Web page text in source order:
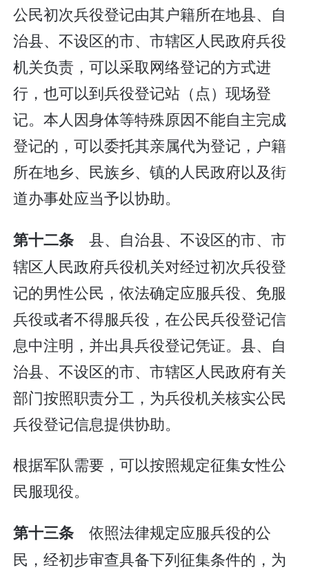
公民初次兵役登记由其户籍所在地县、自
治县、不设区的市、市辖区人民政府兵役
机关负责，可以采取网络登记的方式进
行，也可以到兵役登记站（点）现场登
记。本人因身体等特殊原因不能自主完成
登记的，可以委托其亲属代为登记，户籍
所在地乡、民族乡、镇的人民政府以及街
道办事处应当予以协助。
第十二条 县、自治县、不设区的市、市
辖区人民政府兵役机关对经过初次兵役登
记的男性公民，依法确定应服兵役、免服
兵役或者不得服兵役，在公民兵役登记信
息中注明，并出具兵役登记凭证。县、自
治县、不设区的市、市辖区人民政府有关
部门按照职责分工，为兵役机关核实公民
兵役登记信息提供协助。
根据军队需要，可以按照规定征集女性公
民服现役。
第十三条 依照法律规定应服兵役的公
民，经初步审查具备下列征集条件的，为